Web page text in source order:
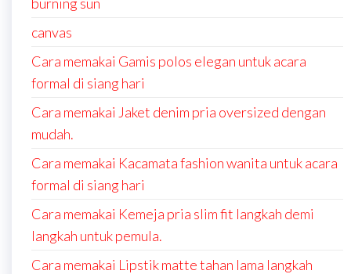
canvas
Cara memakai Gamis polos elegan untuk acara
formal di siang hari
Cara memakai Jaket denim pria oversized dengan
mudah.
Cara memakai Kacamata fashion wanita untuk acara
formal di siang hari
Cara memakai Kemeja pria slim fit langkah demi
langkah untuk pemula.
Cara memakai Lipstik matte tahan lama langkah